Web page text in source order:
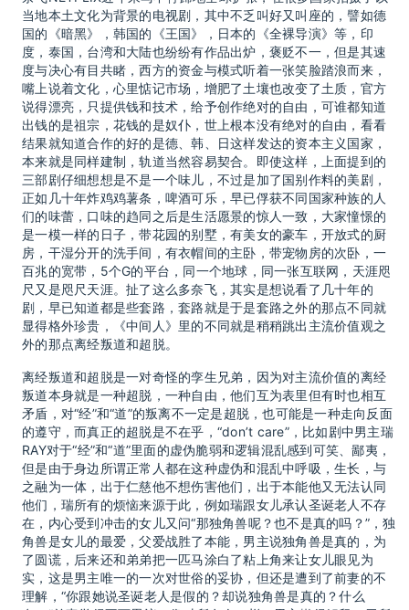
当地本土文化为背景的电视剧，其中不乏叫好又叫座的，譬如德
国的《暗黑》，韩国的《王国》，日本的《全裸导演》等，印
度，泰国，台湾和大陆也纷纷有作品出炉，褒贬不一，但是其速
度与决心有目共睹，西方的资金与模式听着一张笑脸踏浪而来，
嘴上说着文化，心里惦记市场，增肥了土壤也改变了土质，官方
说得漂亮，只提供钱和技术，给予创作绝对的自由，可谁都知道
出钱的是祖宗，花钱的是奴仆，世上根本没有绝对的自由，看看
结果就知道合作的好的是德、韩、日这样发达的资本主义国家，
本来就是同样建制，轨道当然容易契合。即使这样，上面提到的
三部剧仔细想想是不是一个味儿，不过是加了国别作料的美剧，
正如几十年炸鸡鸡薯条，啤酒可乐，早已俘获不同国家种族的人
们的味蕾，口味的趋同之后是生活愿景的惊人一致，大家憧憬的
是一模一样的日子，带花园的别墅，有美女的豪车，开放式的厨
房，干湿分开的洗手间，有衣帽间的主卧，带宠物房的次卧，一
百兆的宽带，5个G的平台，同一个地球，同一张互联网，天涯咫
尺又是咫尺天涯。扯了这么多奈飞，其实是想说看了几十年的
剧，早已知道都是些套路，套路就是于是套路之外的那点不同就
显得格外珍贵，《中间人》里的不同就是稍稍跳出主流价值观之
外的那点离经叛道和超脱。
离经叛道和超脱是一对奇怪的孪生兄弟，因为对主流价值的离经
叛道本身就是一种超脱，一种自由，他们互为表里但有时也相互
矛盾，对“经”和“道”的叛离不一定是超脱，也可能是一种走向反面
的遵守，而真正的超脱是不在乎，“don’t care”，比如剧中男主瑞
RAY对于“经”和“道”里面的虚伪脆弱和逻辑混乱感到可笑、鄙夷，
但是由于身边所谓正常人都在这种虚伪和混乱中呼吸，生长，与
之融为一体，出于仁慈他不想伤害他们，出于本能他又无法认同
他们，瑞所有的烦恼来源于此，例如瑞跟女儿承认圣诞老人不存
在，内心受到冲击的女儿又问“那独角兽呢？也不是真的吗？”，独
角兽是女儿的最爱，父爱战胜了本能，男主说独角兽是真的，为
了圆谎，后来还和弟弟把一匹马涂白了粘上角来让女儿眼见为
实，这是男主唯一的一次对世俗的妥协，但还是遭到了前妻的不
理解，“你跟她说圣诞老人是假的？却说独角兽是真的？什么